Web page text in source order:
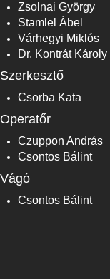
Zsolnai György
Stamlel Ábel
Várhegyi Miklós
Dr. Kontrát Károly
Szerkesztő
Csorba Kata
Operatőr
Czuppon András
Csontos Bálint
Vágó
Csontos Bálint